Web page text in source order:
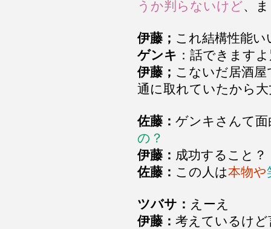
うか判らないけど、
伊藤； これ結構性能
ゲンキ ：話できます
伊藤； こないだ居酒
通に取れていたから大
佐藤： ゲンキさんて
の？
伊藤： 成功すること？
佐藤： この人は本物や
ツバサ： えーえ
伊藤： 考えているけ